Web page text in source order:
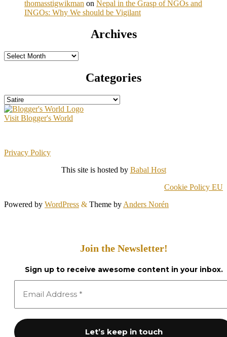
thomasstigwikman on Nepal in the Grasp of NGOs and
INGOs: Why We should be Vigilant
Archives
Archives
Categories
Categories
Visit Blogger's World
Privacy Policy
This site is hosted by Babal Host
Cookie Policy EU
Powered by WordPress & Theme by Anders Norén
Join the Newsletter!
Sign up to receive awesome content in your inbox.